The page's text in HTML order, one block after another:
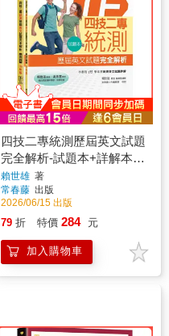
四技二專統測歷屆英文試題
完全解析-試題本+詳解本
+QR Code線上音檔(115年
版)
賴世雄 著
常春藤 出版
2026/06/15 出版
79 折 特價 284 元
加入購物車